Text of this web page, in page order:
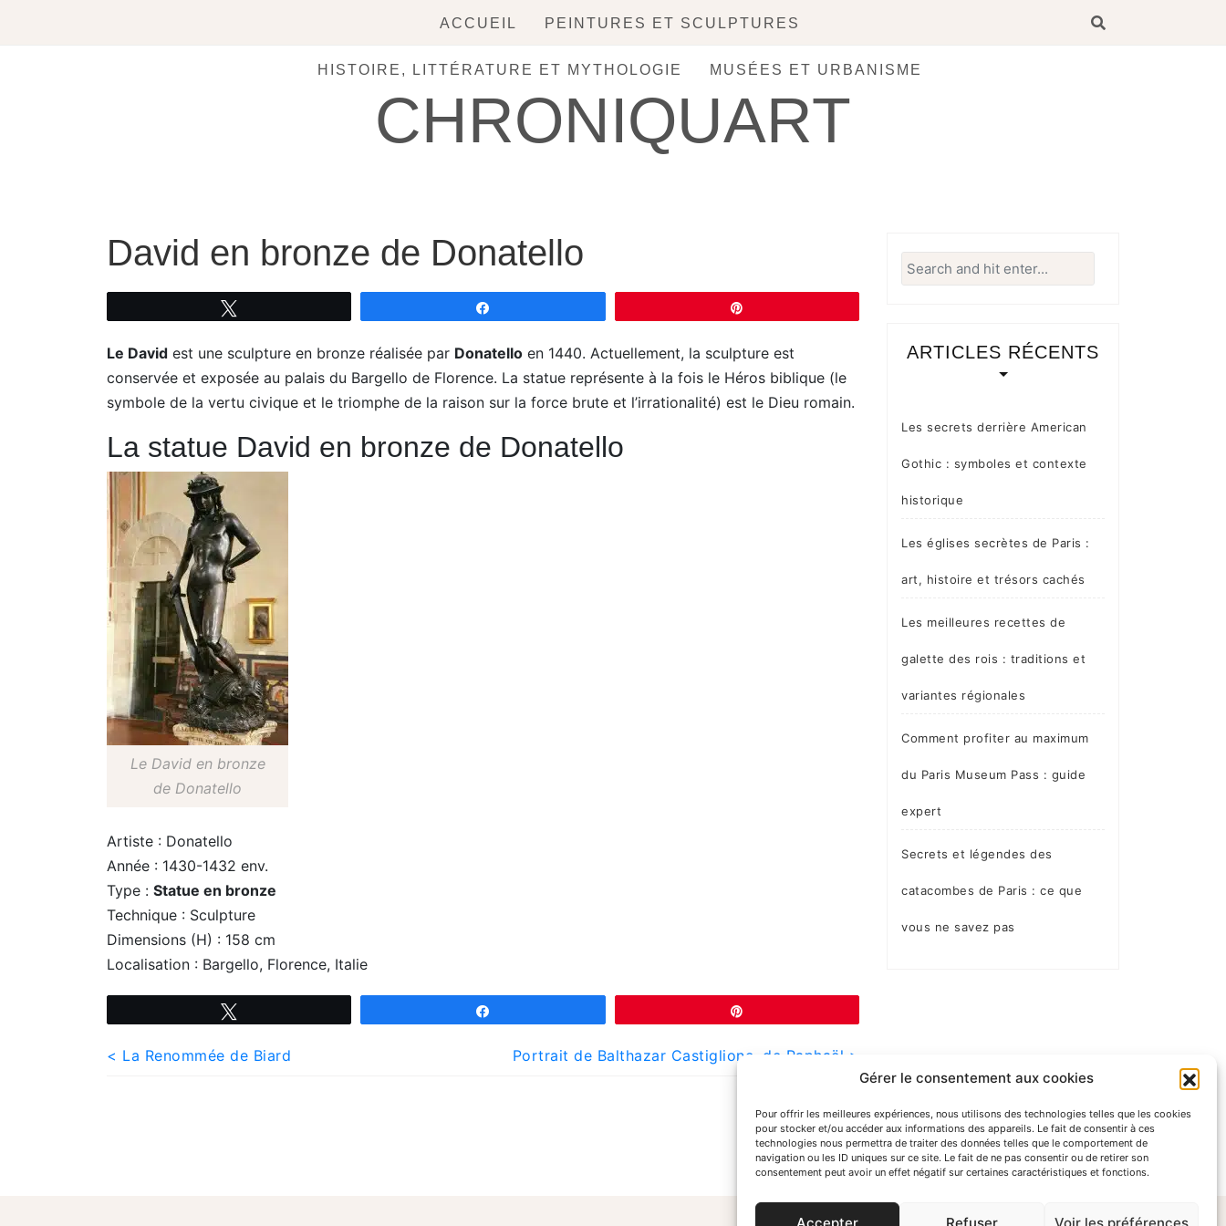
Gérer le consentement aux cookies
Pour offrir les meilleures expériences, nous utilisons des technologies telles que les cookies
pour stocker et/ou accéder aux informations des appareils. Le fait de consentir à ces
technologies nous permettra de traiter des données telles que le comportement de
navigation ou les ID uniques sur ce site. Le fait de ne pas consentir ou de retirer son
consentement peut avoir un effet négatif sur certaines caractéristiques et fonctions.
Accepter Refuser Voir les préférences
ACCUEIL PEINTURES ET SCULPTURES
HISTOIRE, LITTÉRATURE ET MYTHOLOGIE MUSÉES ET URBANISME
CHRONIQUART
David en bronze de Donatello
Le David est une sculpture en bronze réalisée par Donatello en 1440. Actuellement, la sculpture est
conservée et exposée au palais du Bargello de Florence. La statue représente à la fois le Héros biblique (le
symbole de la vertu civique et le triomphe de la raison sur la force brute et l’irrationalité) est le Dieu romain.
La statue David en bronze de Donatello
Le David en bronze
de Donatello
Artiste : Donatello
Année : 1430-1432 env.
Type : Statue en bronze
Technique : Sculpture
Dimensions (H) : 158 cm
Localisation : Bargello, Florence, Italie
Navigation
< La Renommée de Biard Portrait de Balthazar Castiglione, de Raphaël >
Search
for:
ARTICLES RÉCENTS
Les secrets derrière American
Gothic : symboles et contexte
historique
Les églises secrètes de Paris :
art, histoire et trésors cachés
Les meilleures recettes de
galette des rois : traditions et
variantes régionales
Comment profiter au maximum
du Paris Museum Pass : guide
expert
Secrets et légendes des
catacombes de Paris : ce que
vous ne savez pas